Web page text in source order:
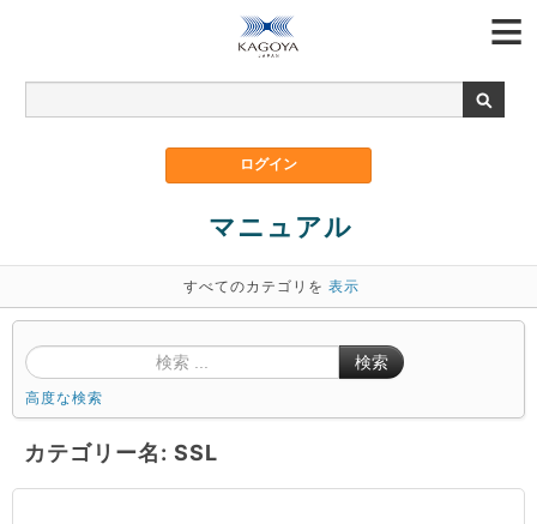
マニュアル
すべてのカテゴリを 表示
検索
高度な検索
カテゴリー名: SSL